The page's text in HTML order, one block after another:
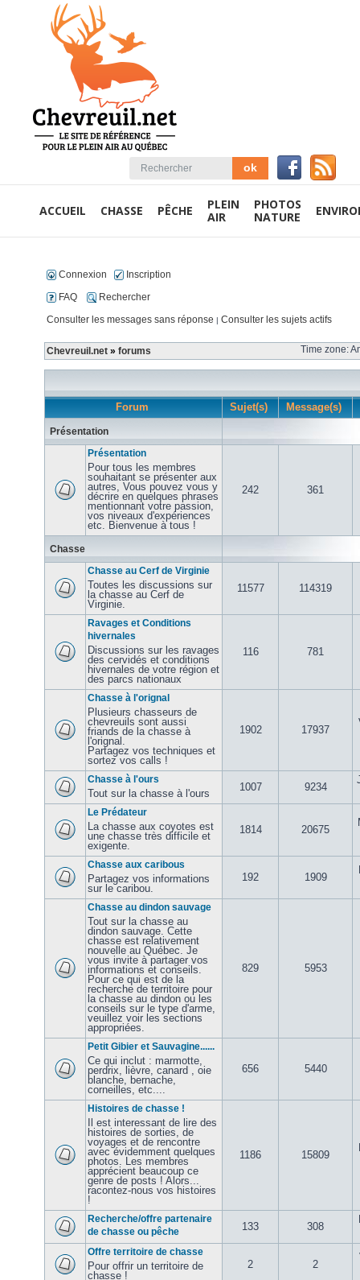
ACCUEIL CHASSE PÊCHE
PLEIN
AIR
PHOTOS
NATURE
Connexion
Inscription
FAQ
Rechercher
Consulter les messages sans réponse | Consulter les sujets actifs
Chevreuil.net » forums Time zone:
Forum Sujet(s) Message(s)
Présentation
Présentation
Pour tous les membres
souhaitant se présenter aux
autres, Vous pouvez vous y
décrire en quelques phrases
mentionnant votre passion,
vos niveaux d'expériences
etc. Bienvenue à tous !
242 361
Chasse
Chasse au Cerf de Virginie
Toutes les discussions sur
la chasse au Cerf de
Virginie.
11577 114319
Ravages et Conditions
hivernales
Discussions sur les ravages
des cervidés et conditions
hivernales de votre région et
des parcs nationaux
116 781
Chasse à l'orignal
Plusieurs chasseurs de
chevreuils sont aussi
friands de la chasse à
l'orignal.
Partagez vos techniques et
sortez vos calls !
1902 17937
Chasse à l'ours
Tout sur la chasse à l'ours
1007 9234
Le Prédateur
La chasse aux coyotes est
une chasse très difficile et
exigente.
1814 20675
Chasse aux caribous
Partagez vos informations
sur le caribou.
192 1909
Chasse au dindon sauvage
Tout sur la chasse au
dindon sauvage. Cette
chasse est relativement
nouvelle au Québec. Je
vous invite à partager vos
informations et conseils.
Pour ce qui est de la
recherche de territoire pour
la chasse au dindon ou les
conseils sur le type d'arme,
veuillez voir les sections
appropriées.
829 5953
Petit Gibier et Sauvagine......
Ce qui inclut : marmotte,
perdrix, lièvre, canard , oie
blanche, bernache,
corneilles, etc....
656 5440
Histoires de chasse !
Il est interessant de lire des
histoires de sorties, de
voyages et de rencontre
avec évidemment quelques
photos. Les membres
apprécient beaucoup ce
genre de posts ! Alors...
racontez-nous vos histoires
!
1186 15809
Recherche/offre partenaire
de chasse ou pêche
133 308
Offre territoire de chasse
Pour offrir un territoire de
chasse !
2 2